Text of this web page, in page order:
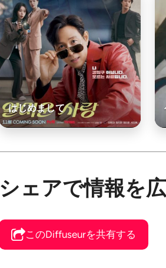
はじめまして
シェアで情報を
このDiffuseurを共有する